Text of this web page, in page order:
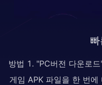
방법 1. "PC버전 다운로
게임 APK 파일을 한 번